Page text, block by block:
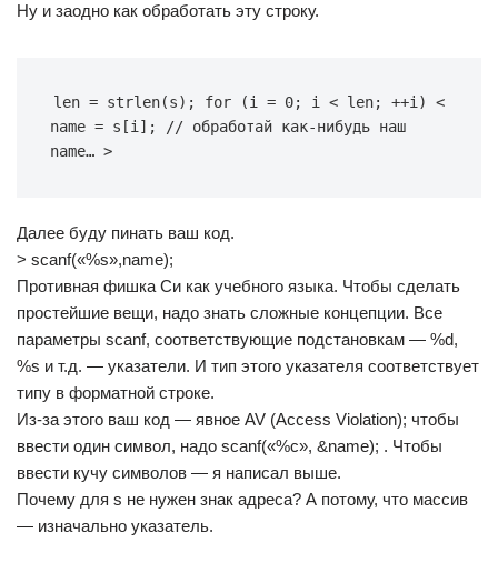
Ну и заодно как обработать эту строку.
len = strlen(s); for (i = 0; i < len; ++i) <
name = s[i]; // обработай как-нибудь наш
name… >
Далее буду пинать ваш код.
> scanf(«%s»,name);
Противная фишка Си как учебного языка. Чтобы сделать
простейшие вещи, надо знать сложные концепции. Все
параметры scanf, соответствующие подстановкам — %d,
%s и т.д. — указатели. И тип этого указателя соответствует
типу в форматной строке.
Из-за этого ваш код — явное AV (Access Violation); чтобы
ввести один символ, надо scanf(«%c», &name); . Чтобы
ввести кучу символов — я написал выше.
Почему для s не нужен знак адреса? А потому, что массив
— изначально указатель.